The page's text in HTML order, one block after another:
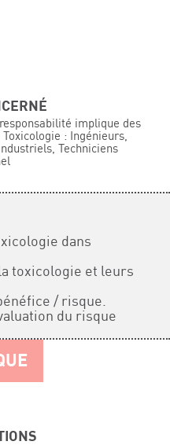
implique des
: Ingénieurs,
Techniciens
dans
toxicologie et leurs
/ risque.
du risque